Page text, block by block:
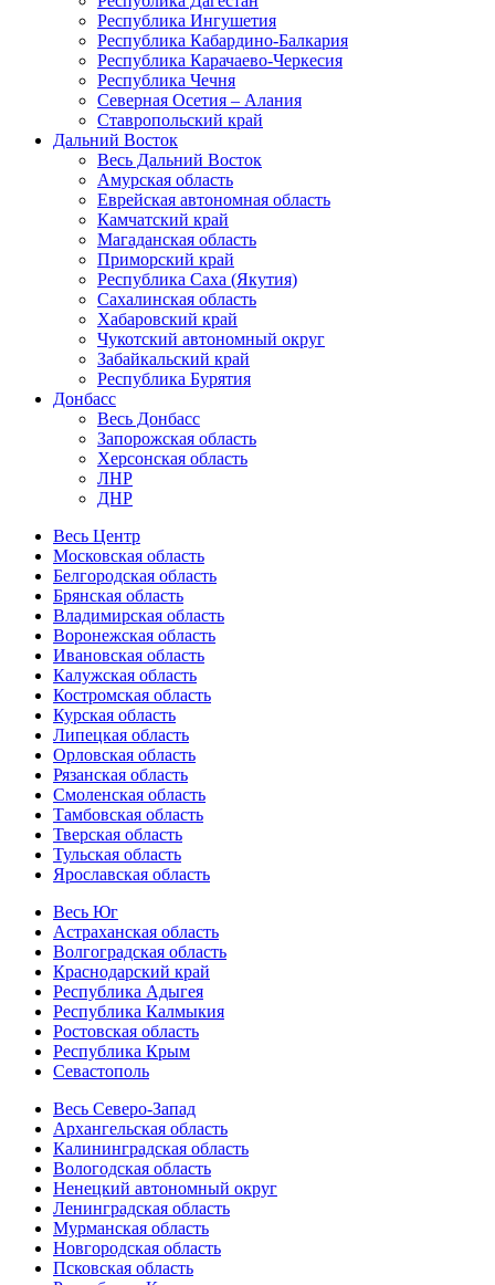
Республика Ингушетия
Республика Кабардино-Балкария
Республика Карачаево-Черкесия
Республика Чечня
Северная Осетия – Алания
Ставропольский край
Дальний Восток
Весь Дальний Восток
Амурская область
Еврейская автономная область
Камчатский край
Магаданская область
Приморский край
Республика Саха (Якутия)
Сахалинская область
Хабаровский край
Чукотский автономный округ
Забайкальский край
Республика Бурятия
Донбасс
Весь Донбасс
Запорожская область
Херсонская область
ЛНР
ДНР
Весь Центр
Московская область
Белгородская область
Брянская область
Владимирская область
Воронежская область
Ивановская область
Калужская область
Костромская область
Курская область
Липецкая область
Орловская область
Рязанская область
Смоленская область
Тамбовская область
Тверская область
Тульская область
Ярославская область
Весь Юг
Астраханская область
Волгоградская область
Краснодарский край
Республика Адыгея
Республика Калмыкия
Ростовская область
Республика Крым
Севастополь
Весь Северо-Запад
Архангельская область
Калининградская область
Вологодская область
Ненецкий автономный округ
Ленинградская область
Мурманская область
Новгородская область
Псковская область